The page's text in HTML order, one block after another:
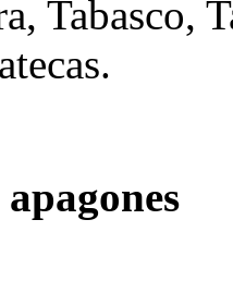
Tabasco,